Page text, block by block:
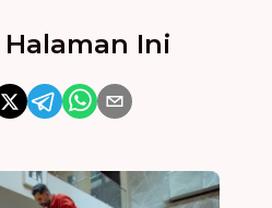
Ini